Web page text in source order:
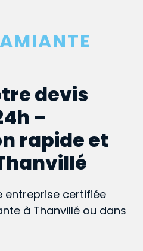
devis
–
rapide et
entreprise certifiée
à Thanvillé ou dans